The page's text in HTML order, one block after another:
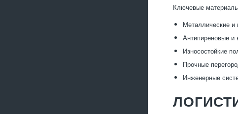
Ключевые
Металлические
Антипиреновые и
Износостойкие
Прочные
Инженерные